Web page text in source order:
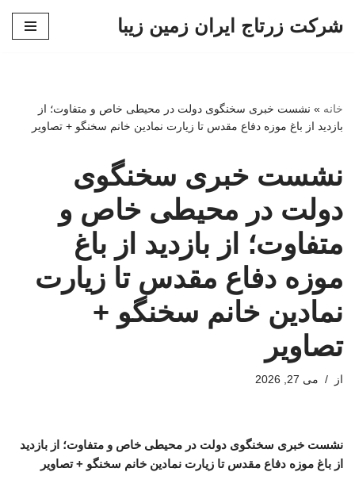
شرکت زرتاج ایران زمین زیبا
خانه » نشست خبری سخنگوی دولت در محیطی خاص و متفاوت؛ از
بازدید از باغ موزه دفاع مقدس تا زیارت نمادین خانم سخنگو + تصاویر
نشست خبری سخنگوی
دولت در محیطی خاص و
متفاوت؛ از بازدید از باغ
موزه دفاع مقدس تا زیارت
نمادین خانم سخنگو +
تصاویر
از می 27, 2026
نشست خبری سخنگوی دولت در محیطی خاص و متفاوت؛ از بازدید
از باغ موزه دفاع مقدس تا زیارت نمادین خانم سخنگو + تصاویر